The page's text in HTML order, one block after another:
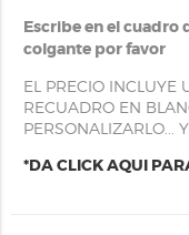
Escribe en el cuadro
colgante por favor
EL PRECIO INCLUYE
RECUADRO EN
PERSONALIZARLO...
*DA CLICK AQUI